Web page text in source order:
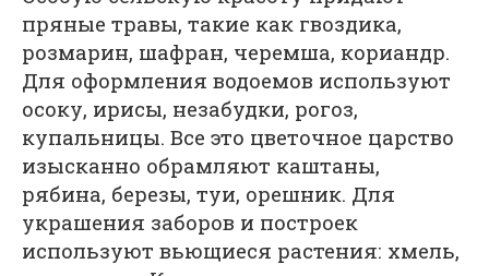
пряные травы, такие как гвоздика,
розмарин, шафран, черемша, кориандр.
Для оформления водоемов используют
осоку, ирисы, незабудки, рогоз,
купальницы. Все это цветочное царство
изысканно обрамляют каштаны,
рябина, березы, туи, орешник. Для
украшения заборов и построек
используют вьющиеся растения: хмель,